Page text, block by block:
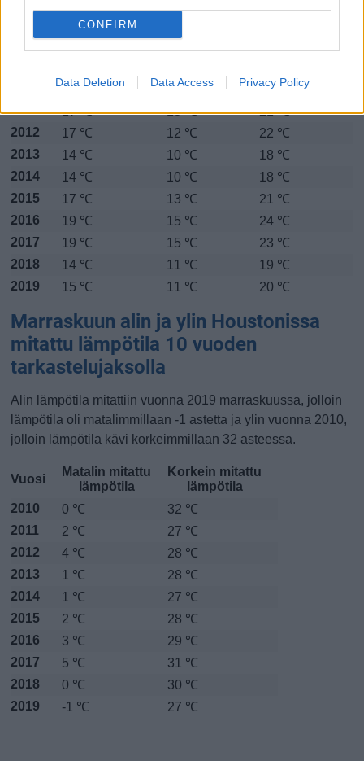
CONFIRM
Data Deletion Data Access Privacy Policy
Vuosi
lämpötila
lämpötila
17 ℃ 13 ℃
21 ℃
2011
17 ℃ 13 ℃
21 ℃
2012
17 ℃ 12 ℃
22 ℃
2013
14 ℃ 10 ℃
18 ℃
2014
14 ℃ 10 ℃
18 ℃
2015
17 ℃ 13 ℃
21 ℃
2016
19 ℃ 15 ℃
24 ℃
2017
19 ℃ 15 ℃
23 ℃
2018
14 ℃ 11 ℃
19 ℃
2019
15 ℃ 11 ℃ 20 ℃
Marraskuun alin ja ylin Houstonissa
mitattu lämpötila 10 vuoden
tarkastelujaksolla
Alin lämpötila mitattiin vuonna 2019 marraskuussa, jolloin
lämpötila oli matalimmillaan -1 astetta ja ylin vuonna 2010,
jolloin lämpötila kävi korkeimmillaan 32 asteessa.
Vuosi
Matalin mitattu
lämpötila
Korkein mitattu
lämpötila
2010
0 ℃
32 ℃
2011
2 ℃
27 ℃
2012
4 ℃
28 ℃
2013
1 ℃
28 ℃
2014
1 ℃
27 ℃
2015
2 ℃
28 ℃
2016
3 ℃
29 ℃
2017
5 ℃
31 ℃
2018
0 ℃
30 ℃
2019
-1 ℃ 27 ℃